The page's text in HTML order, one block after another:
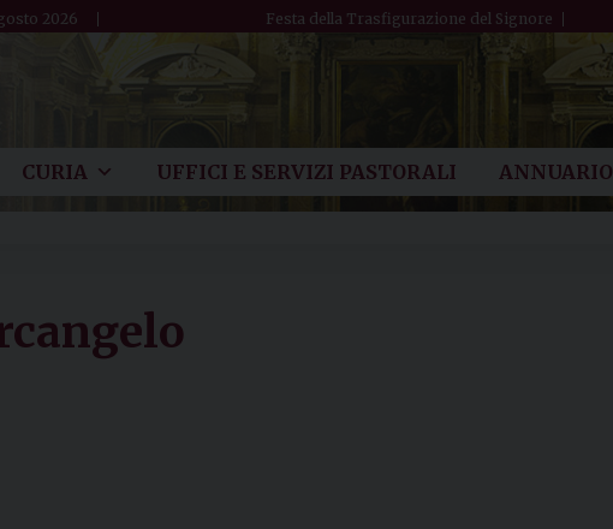
2026 Festa della Trasfigurazione del Signore
CURIA UFFICI E SERVIZI PASTORALI ANNUARIO